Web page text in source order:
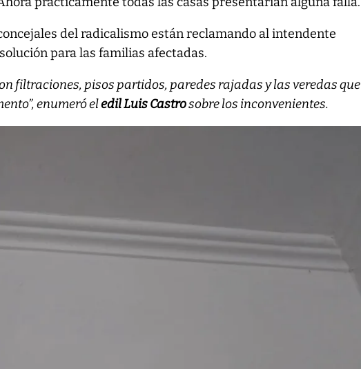
del radicalismo están reclamando al intendente
para las familias afectadas.
filtraciones, pisos partidos, paredes rajadas y las veredas que
enumeró eledil Luis Castrosobre los inconvenientes.